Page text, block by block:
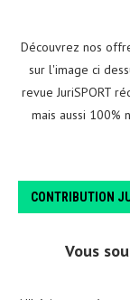
Découvrez nos
sur l'image ci
revue JuriSPORT
mais aussi 100%
CONTRIBUTION
Vous